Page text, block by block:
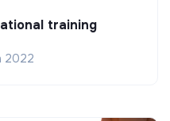
training
2022